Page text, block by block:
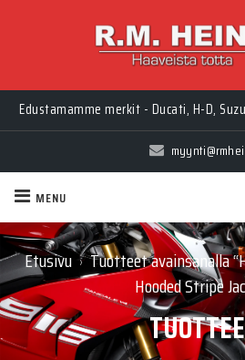
Edustamamme merkit - Ducati, H-D,
MENU
Etusivu › Tuotteet avainsanalla
Hooded Stripe